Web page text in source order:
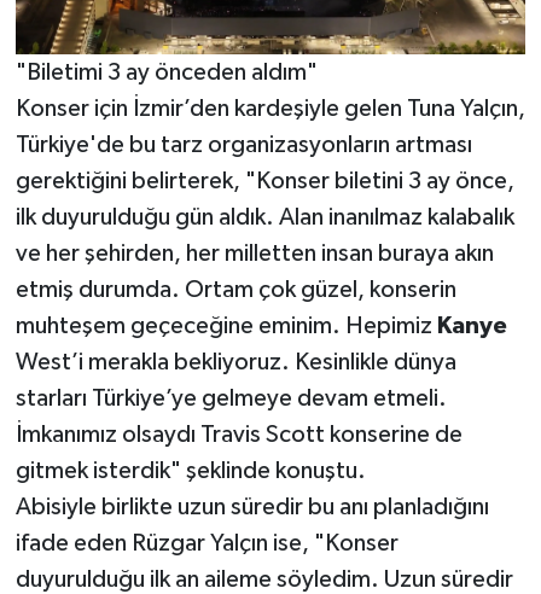
"Biletimi 3 ay önceden aldım"
Konser için İzmir’den kardeşiyle gelen Tuna Yalçın,
Türkiye'de bu tarz organizasyonların artması
gerektiğini belirterek, "Konser biletini 3 ay önce,
ilk duyurulduğu gün aldık. Alan inanılmaz kalabalık
ve her şehirden, her milletten insan buraya akın
etmiş durumda. Ortam çok güzel, konserin
muhteşem geçeceğine eminim. Hepimiz Kanye
West’i merakla bekliyoruz. Kesinlikle dünya
starları Türkiye’ye gelmeye devam etmeli.
İmkanımız olsaydı Travis Scott konserine de
gitmek isterdik" şeklinde konuştu.
Abisiyle birlikte uzun süredir bu anı planladığını
ifade eden Rüzgar Yalçın ise, "Konser
duyurulduğu ilk an aileme söyledim. Uzun süredir